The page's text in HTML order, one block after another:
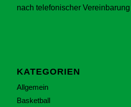
nach telefonischer Vereinbarung
KATEGORIEN
Allgemein
Basketball